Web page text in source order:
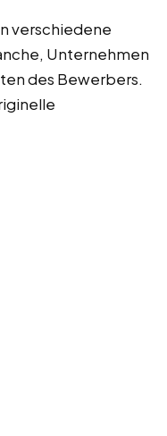
verschiedene
Unternehmen
des Bewerbers.